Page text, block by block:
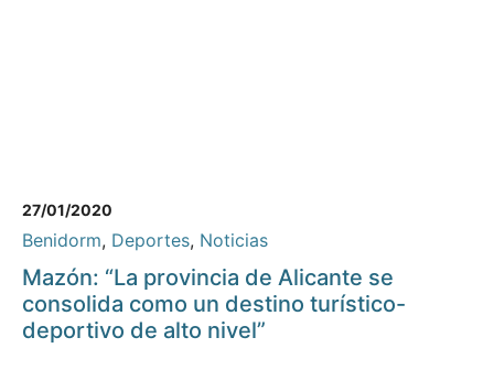
27/01/2020
Benidorm, Deportes, Noticias
Mazón: “La provincia de Alicante se
consolida como un destino turístico-
deportivo de alto nivel”